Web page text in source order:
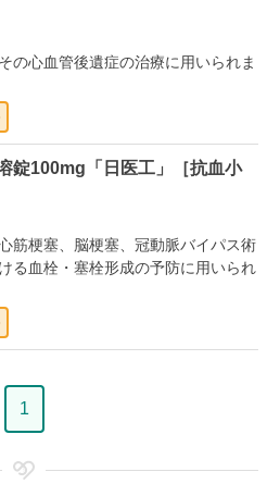
の心血管後遺症の治療に用いられま
錠100mg「日医工」［抗血小
筋梗塞、脳梗塞、冠動脈バイパス術
る血栓・塞栓形成の予防に用いられ
ペ
1